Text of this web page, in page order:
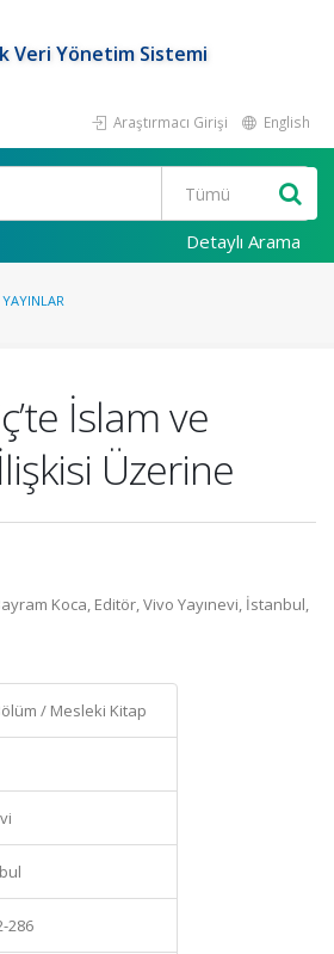
Veri Yönetim Sistemi
Araştırmacı Girişi English
Detaylı Arama
İslam ve
Üzerine
Koca, Editör, Vivo Yayınevi, İstanbul,
/ Mesleki Kitap
286